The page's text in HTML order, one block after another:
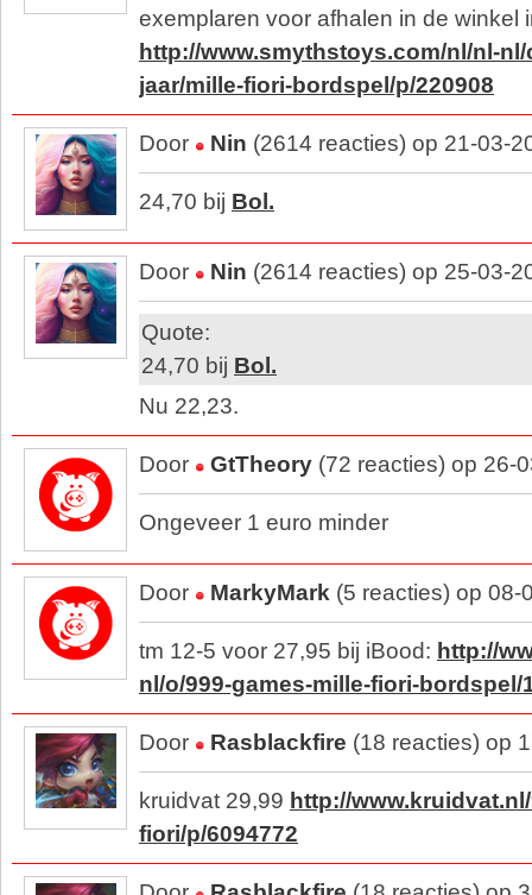
exemplaren voor afhalen in de winkel
http://www.smythstoys.com/nl/nl-nl/
jaar/mille-fiori-bordspel/p/220908
Door Nin (2614 reacties) op 21-03-
24,70 bij Bol.
Door Nin (2614 reacties) op 25-03-
Quote:
24,70 bij Bol.
Nu 22,23.
Door GtTheory (72 reacties) op 26-
Ongeveer 1 euro minder
Door MarkyMark (5 reacties) op 08-
tm 12-5 voor 27,95 bij iBood: http://
nl/o/999-games-mille-fiori-bordspel/
Door Rasblackfire (18 reacties) op
kruidvat 29,99 http://
fiori/p/6094772